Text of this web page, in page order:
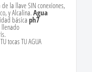
la llave SIN conexiones,
y Alcalina.Agua
básicaph7
llenado
tocas TU AGUA